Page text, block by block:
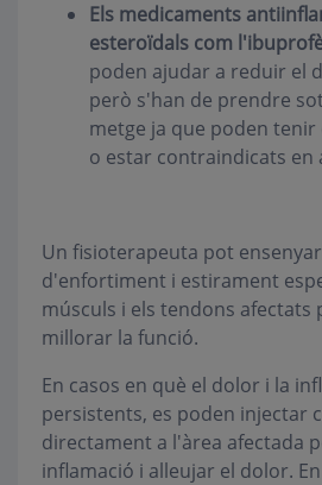
Els medicaments
esteroïdals com
poden ajudar a reduir el
però s'han de prendre
metge ja que poden tenir
o estar contraindicats en
Un fisioterapeuta pot
d'enfortiment i estirament
músculs i els tendons
millorar la funció.
En casos en què el dolor i la
persistents, es poden injectar
directament a l'àrea afectada
inflamació i alleujar el dolor.